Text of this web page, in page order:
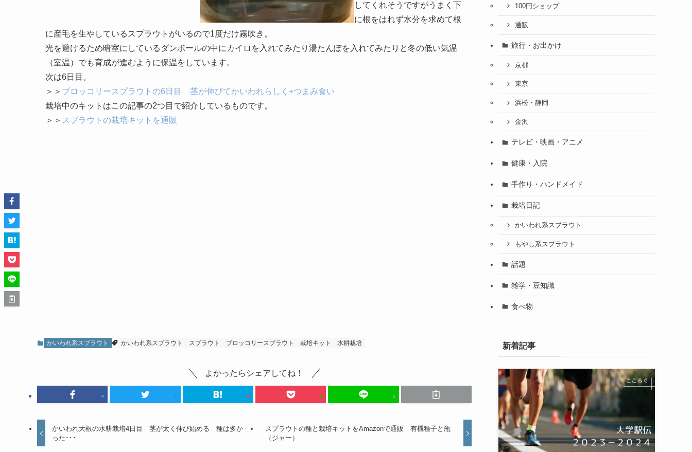
してくれそうですがうまく下
に根をはれず水分を求めて根
に産毛を生やしているスプラウトがいるので1度だけ霧吹き。
光を避けるため暗室にしているダンボールの中にカイロを入れてみたり湯たんぽを入れてみたりと冬の低い気温
（室温）でも育成が進むように保温をしています。
次は6日目。
＞＞ ブロッコリースプラウトの6日目 茎が伸びてかいわれらしく+つまみ食い
栽培中のキットはこの記事の2つ目で紹介しているものです。
＞＞ スプラウトの栽培キットを通販
かいわれ系スプラウト かいわれ系スプラウト スプラウト ブロッコリースプラウト 栽培キット 水耕栽培
よかったらシェアしてね！
かいわれ大根の水耕栽培4日目 茎が太く伸び始める 種は多か
った･･･
スプラウトの種と栽培キットをAmazonで通販 有機種子と瓶
（ジャー）
100円ショップ
通販
旅行・お出かけ
京都
東京
浜松・静岡
金沢
テレビ・映画・アニメ
健康・入院
手作り・ハンドメイド
栽培日記
かいわれ系スプラウト
もやし系スプラウト
話題
雑学・豆知識
食べ物
新着記事